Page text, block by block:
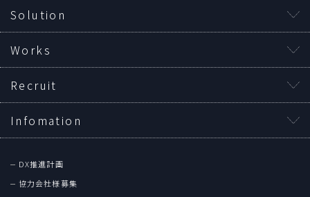
Solution
Works
Recruit
Infomation
DX推進計画
協力会社様募集